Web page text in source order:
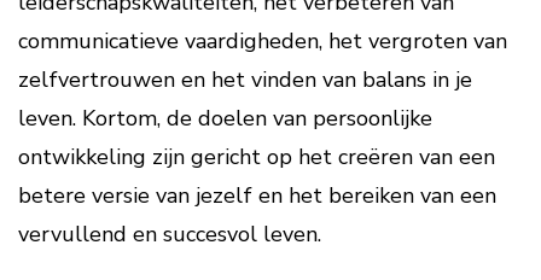
communicatieve vaardigheden, het vergroten van
zelfvertrouwen en het vinden van balans in je
leven. Kortom, de doelen van persoonlijke
ontwikkeling zijn gericht op het creëren van een
betere versie van jezelf en het bereiken van een
vervullend en succesvol leven.